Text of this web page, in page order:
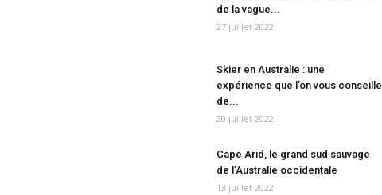
de la vague...
27 juillet 2022
Skier en Australie : une
expérience que l’on vous conseille
de...
20 juillet 2022
Cape Arid, le grand sud sauvage
de l’Australie occidentale
13 juillet 2022